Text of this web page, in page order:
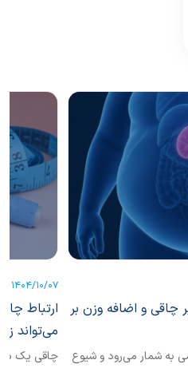
چاقی و اضافه وزن بر
به شمار می‌رود و شیوع
1404/10/07
ارتباط
می‌تواند
چاقی یک